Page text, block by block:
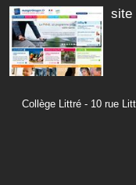
site
Collège Littré - 10 rue